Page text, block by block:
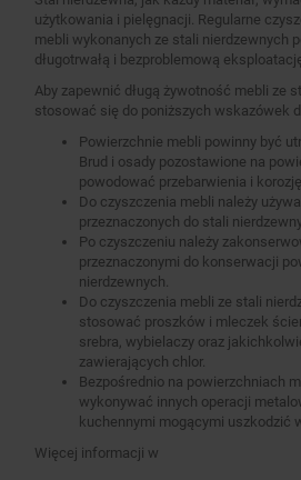
użytkowania i pielęgnacji. Regularne
mebli wykonanych ze stali nierdzewnych
długotrwałą i bezproblemową
Aby zapewnić długą żywotność mebli ze
stosować się do poniższych wskazówek
Powierzchnie mebli powinny być
Brud i osady pozostawione na
powodować przebarwienia i
Do czyszczenia mebli należy
przeznaczonych do stali
Po czyszczeniu należy
przeznaczonymi do konserwacji
nierdzewnych.
Do czyszczenia mebli ze stali
stosować proszków i mleczek
srebra, wybielaczy oraz
zawierających chlor.
Bezpośrednio na powierzchniach
wykonywać innych operacji
kuchennymi mogącymi uszkodzić
Więcej informacji w